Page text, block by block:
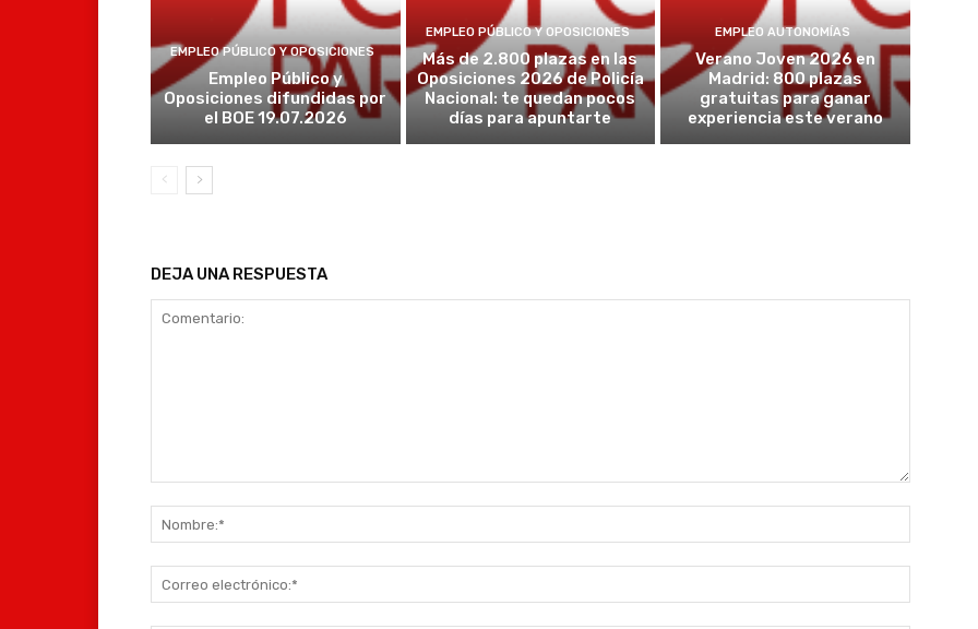
EMPLEO PÚBLICO Y OPOSICIONES
Empleo Público y
Oposiciones difundidas por
el BOE 19.07.2026
EMPLEO PÚBLICO Y OPOSICIONES
Más de 2.800 plazas en las
Oposiciones 2026 de Policía
Nacional: te quedan pocos
días para apuntarte
EMPLEO AUTONOMÍAS
Verano Joven 2026 en
Madrid: 800 plazas
gratuitas para ganar
experiencia este verano
DEJA UNA RESPUESTA